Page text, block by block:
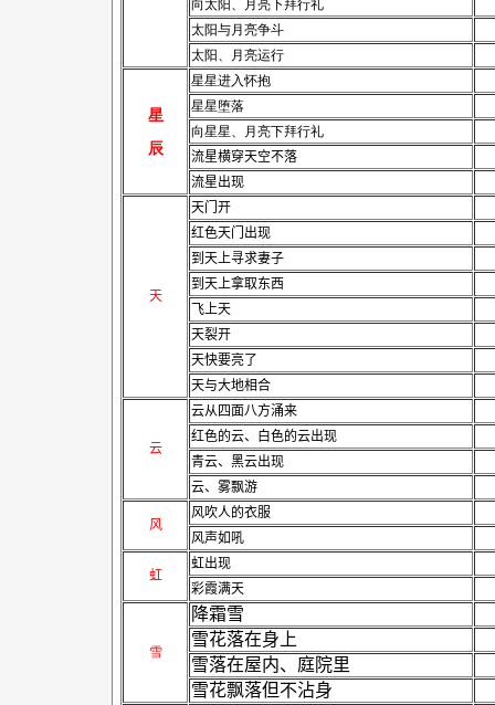
向太阳、月亮下拜行礼
太阳与月亮争斗
太阳、月亮运行
星
辰
星星进入怀抱
星星堕落
向星星、月亮下拜行礼
流星横穿天空不落
流星出现
天
天门开
红色天门出现
到天上寻求妻子
到天上拿取东西
飞上天
天裂开
天快要亮了
天与大地相合
云
云从四面八方涌来
红色的云、白色的云出现
青云、黑云出现
云、雾飘游
风
风吹人的衣服
风声如吼
虹
虹出现
彩霞满天
雪
降霜雪
雪花落在身上
雪落在屋内、庭院里
雪花飘落但不沾身